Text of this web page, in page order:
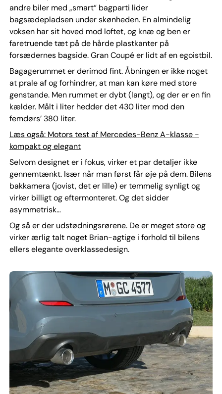
andre biler med „smart“ bagparti lider
bagsædepladsen under skønheden. En almindelig
voksen har sit hoved mod loftet, og knæ og ben er
faretruende tæt på de hårde plastkanter på
forsædernes bagside. Gran Coupé er lidt af en egoistbil.
Bagagerummet er derimod fint. Åbningen er ikke noget
at prale af og forhindrer, at man kan køre med store
genstande. Men rummet er dybt (langt), og der er en fin
kælder. Målt i liter hedder det 430 liter mod den
femdørs’ 380 liter.
Læs også: Motors test af Mercedes-Benz A-klasse -
kompakt og elegant
Selvom designet er i fokus, virker et par detaljer ikke
gennemtænkt. Især når man først får øje på dem. Bilens
bakkamera (jovist, det er lille) er temmelig synligt og
virker billigt og eftermonteret. Og det sidder
asymmetrisk…
Og så er der udstødningsrørene. De er meget store og
virker ærlig talt noget Brian-agtige i forhold til bilens
ellers elegante overklassedesign.